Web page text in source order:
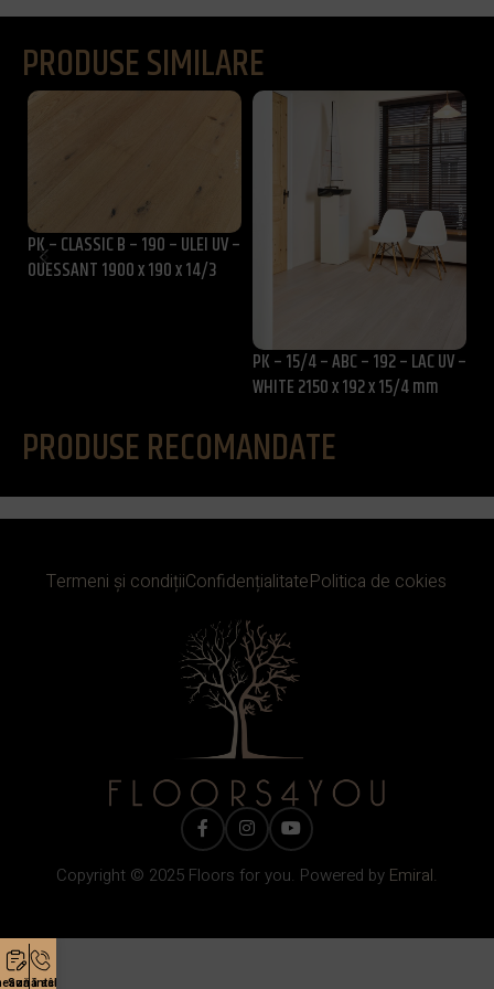
PRODUSE SIMILARE
PK – CLASSIC B – 190 – ULEI UV –
OUESSANT 1900 x 190 x 14/3
PK – 15/4 – ABC – 192 – LAC UV –
WHITE 2150 x 192 x 15/4 mm
PRODUSE RECOMANDATE
Copyright © 2025 Floors for you. Powered by Emiral.
Termeni și condițiiConfidențialitatePolitica de cokies
întâlnire
Sună acum